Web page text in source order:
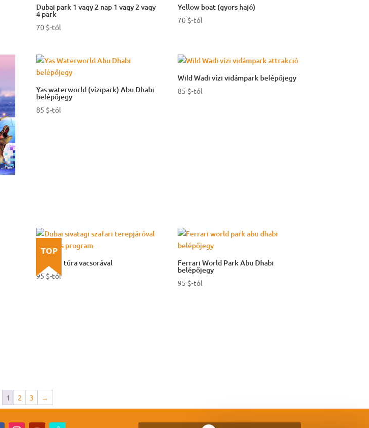
Dubai park 1 vagy 2 nap 1 vagy 2 vagy
4 park
70 $-tól
Yellow boat (gyors hajó)
70 $-tól
Yas waterworld (vízipark) Abu Dhabi
belépőjegy
85 $-tól
Wild Wadi vízi vidámpark belépőjegy
85 $-tól
TOP
Sivatagi túra vacsorával
95 $-tól
Ferrari World Park Abu Dhabi
belépőjegy
95 $-tól
1 2 3 →